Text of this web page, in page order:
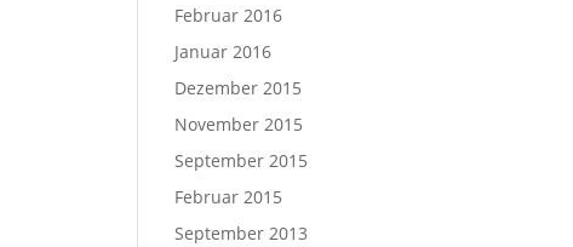
Februar 2016
Januar 2016
Dezember 2015
November 2015
September 2015
Februar 2015
September 2013